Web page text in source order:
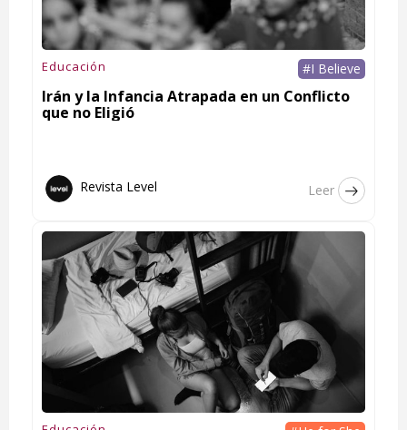
Educación #I Believe
Irán y la Infancia Atrapada en un Conflicto
que no Eligió
Revista Level Leer